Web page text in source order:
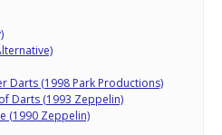
Darts (1998 Park Productions)
Darts (1993 Zeppelin)
(1990 Zeppelin)